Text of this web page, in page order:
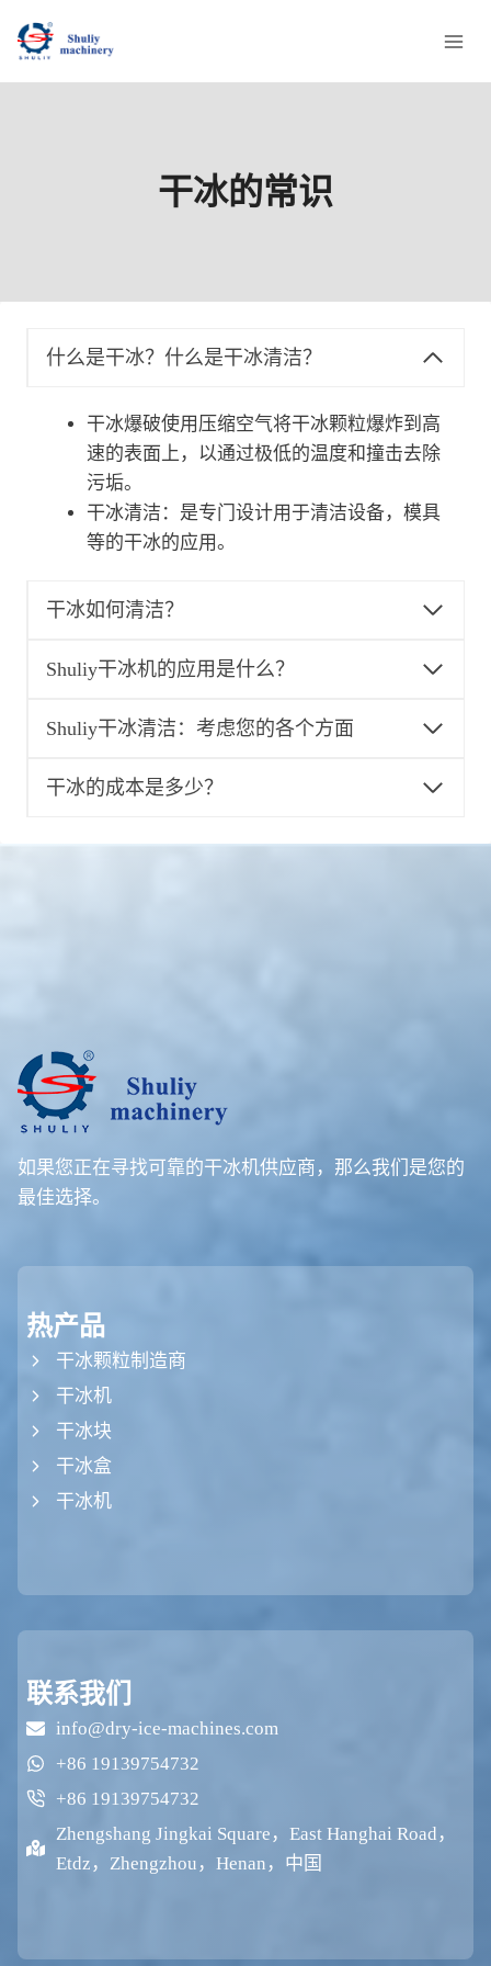
干冰的常识
什么是干冰？什么是干冰清洁？
干冰爆破使用压缩空气将干冰颗粒爆炸到高
速的表面上，以通过极低的温度和撞击去除
污垢。
干冰清洁：是专门设计用于清洁设备，模具
等的干冰的应用。
干冰如何清洁？
Shuliy干冰机的应用是什么？
Shuliy干冰清洁：考虑您的各个方面
干冰的成本是多少？
如果您正在寻找可靠的干冰机供应商，那么我们是您的
最佳选择。
热产品
干冰颗粒制造商
干冰机
干冰块
干冰盒
干冰机
联系我们
info@dry-ice-machines.com
+86 19139754732
+86 19139754732
Zhengshang Jingkai Square，East Hanghai Road，
Etdz，Zhengzhou，Henan，中国